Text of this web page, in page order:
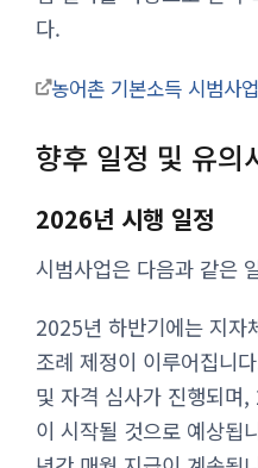
다.
농어촌 기본소득 시범사
향후 일정 및 유의
2026년 시행 일정
시범사업은 다음과 같은
2025년 하반기에는 지자
조례 제정이 이루어집니
및 자격 심사가 진행되며
이 시작될 것으로 예상됩